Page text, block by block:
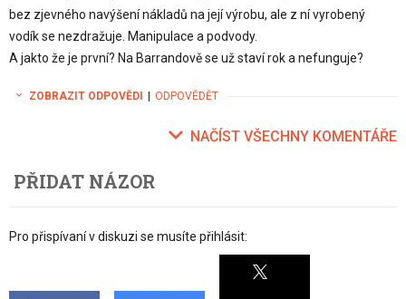
bez zjevného navýšení nákladů na její výrobu, ale z ní vyrobený
vodík se nezdražuje. Manipulace a podvody.
A jakto že je první? Na Barrandově se už staví rok a nefunguje?
ZOBRAZIT ODPOVĚDI ODPOVĚDĚT
NAČÍST VŠECHNY KOMENTÁŘE
PŘIDAT NÁZOR
Pro přispívaní v diskuzi se musíte přihlásit: